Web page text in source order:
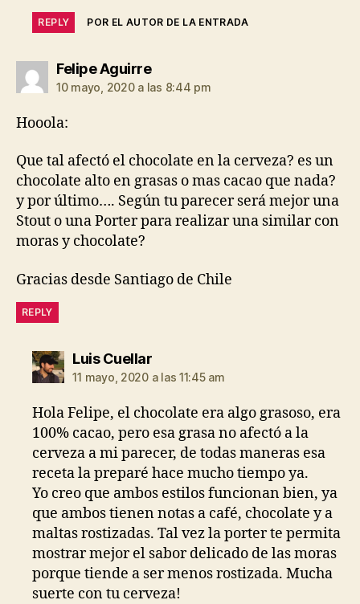
REPLY POR EL AUTOR DE LA ENTRADA
Felipe Aguirredice:
10 mayo, 2020 a las 8:44 pm
Hooola:
Que tal afectó el chocolate en la cerveza? es un
chocolate alto en grasas o mas cacao que nada?
y por último…. Según tu parecer será mejor una
Stout o una Porter para realizar una similar con
moras y chocolate?
Gracias desde Santiago de Chile
REPLY
Luis Cuellardice:
11 mayo, 2020 a las 11:45 am
Hola Felipe, el chocolate era algo grasoso, era
100% cacao, pero esa grasa no afectó a la
cerveza a mi parecer, de todas maneras esa
receta la preparé hace mucho tiempo ya.
Yo creo que ambos estilos funcionan bien, ya
que ambos tienen notas a café, chocolate y a
maltas rostizadas. Tal vez la porter te permita
mostrar mejor el sabor delicado de las moras
porque tiende a ser menos rostizada. Mucha
suerte con tu cerveza!